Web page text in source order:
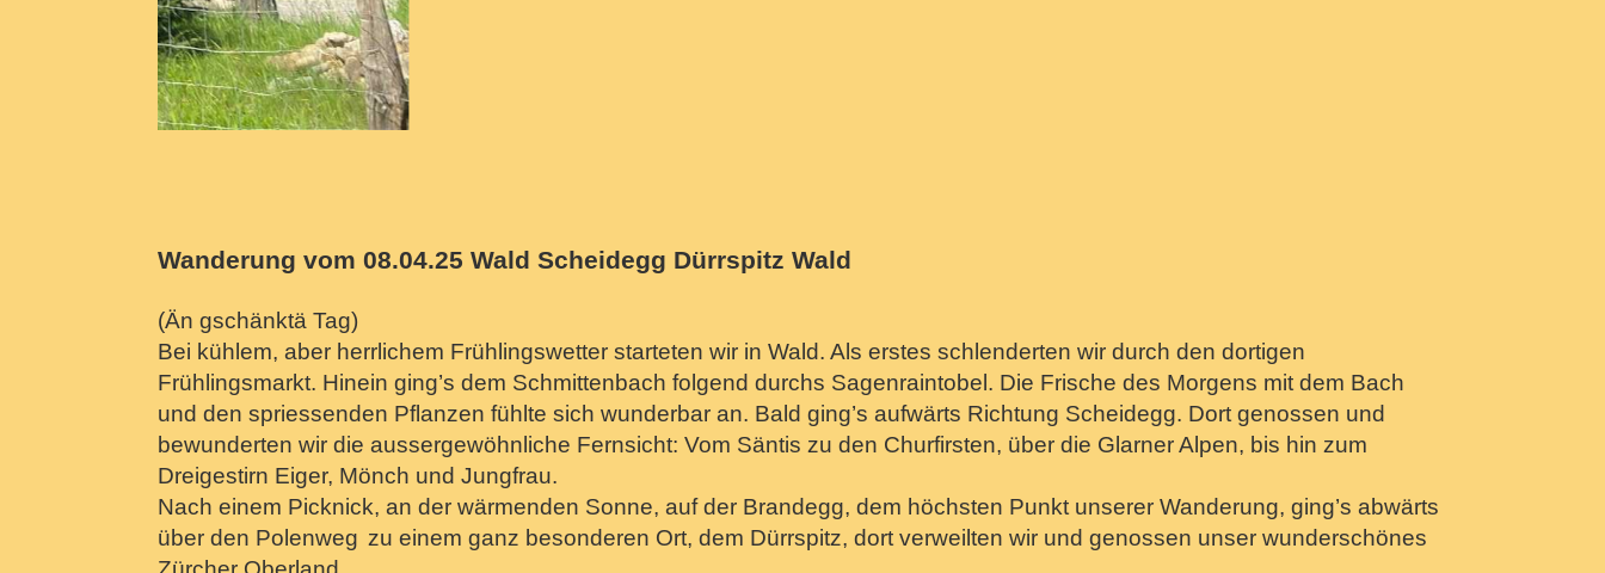
Wanderung vom 08.04.25 Wald Scheidegg Dürrspitz Wald
(Än gschänktä Tag)
Bei kühlem, aber herrlichem Frühlingswetter starteten wir in Wald. Als erstes schlenderten wir durch den dortigen
Frühlingsmarkt. Hinein ging’s dem Schmittenbach folgend durchs Sagenraintobel. Die Frische des Morgens mit dem Bach
und den spriessenden Pflanzen fühlte sich wunderbar an. Bald ging’s aufwärts Richtung Scheidegg. Dort genossen und
bewunderten wir die aussergewöhnliche Fernsicht: Vom Säntis zu den Churfirsten, über die Glarner Alpen, bis hin zum
Dreigestirn Eiger, Mönch und Jungfrau.
Nach einem Picknick, an der wärmenden Sonne, auf der Brandegg, dem höchsten Punkt unserer Wanderung, ging’s abwärts
über den Polenweg zu einem ganz besonderen Ort, dem Dürrspitz, dort verweilten wir und genossen unser wunderschönes